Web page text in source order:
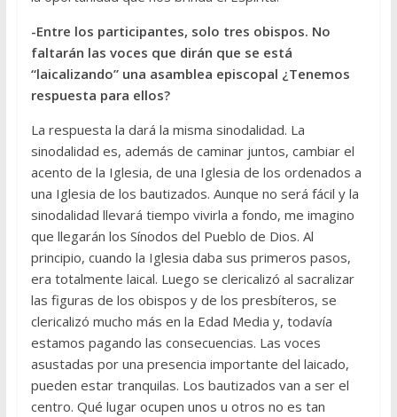
-Entre los participantes, solo tres obispos. No
faltarán las voces que dirán que se está
“laicalizando” una asamblea episcopal ¿Tenemos
respuesta para ellos?
La respuesta la dará la misma sinodalidad. La
sinodalidad es, además de caminar juntos, cambiar el
acento de la Iglesia, de una Iglesia de los ordenados a
una Iglesia de los bautizados. Aunque no será fácil y la
sinodalidad llevará tiempo vivirla a fondo, me imagino
que llegarán los Sínodos del Pueblo de Dios. Al
principio, cuando la Iglesia daba sus primeros pasos,
era totalmente laical. Luego se clericalizó al sacralizar
las figuras de los obispos y de los presbíteros, se
clericalizó mucho más en la Edad Media y, todavía
estamos pagando las consecuencias. Las voces
asustadas por una presencia importante del laicado,
pueden estar tranquilas. Los bautizados van a ser el
centro. Qué lugar ocupen unos u otros no es tan